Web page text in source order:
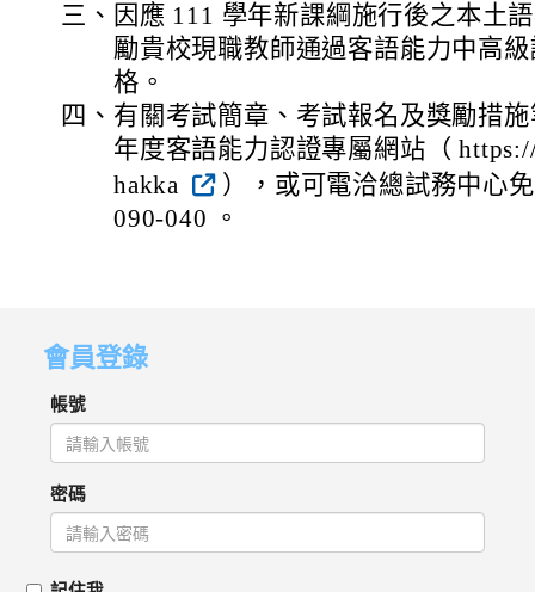
三、 因應 111 學年新課綱施行後之本土
勵貴校現職教師通過客語能力中高
格。
四、 有關考試簡章、考試報名及獎勵措
年度客語能力認證專屬網站（
hakka
），或可電洽總試務中心
090-040 。
會員登錄
帳號
密碼